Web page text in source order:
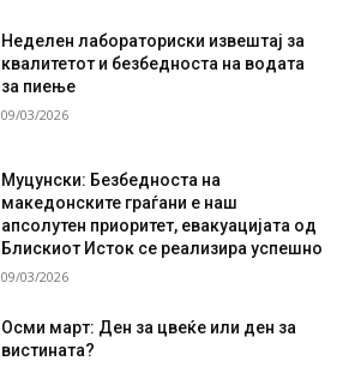
Неделен лабораториски извештај за
квалитетот и безбедноста на водата
за пиење
09/03/2026
Муцунски: Безбедноста на
македонските граѓани е наш
апсолутен приоритет, евакуацијата од
Блискиот Исток се реализира успешно
09/03/2026
Осми март: Ден за цвеќе или ден за
вистината?